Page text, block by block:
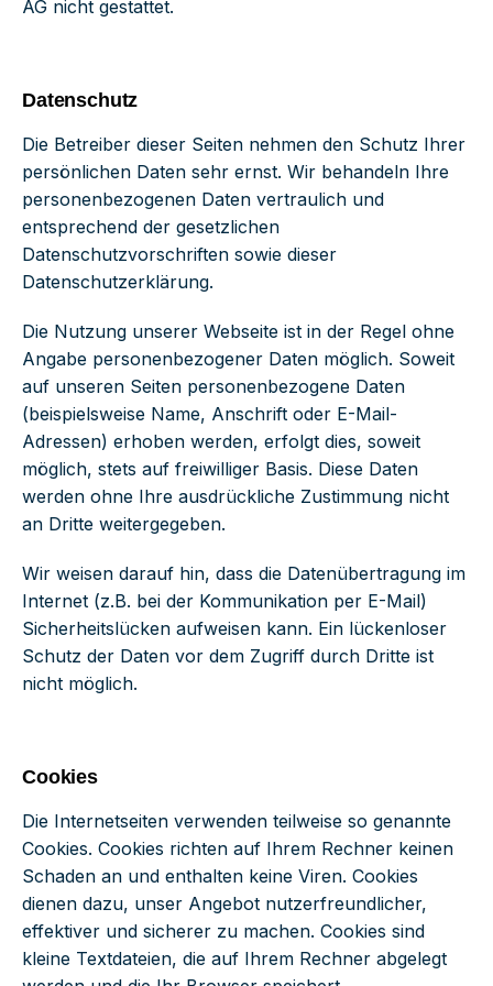
AG nicht gestattet.
Datenschutz
Die Betreiber dieser Seiten nehmen den Schutz Ihrer
persönlichen Daten sehr ernst. Wir behandeln Ihre
personenbezogenen Daten vertraulich und
entsprechend der gesetzlichen
Datenschutzvorschriften sowie dieser
Datenschutzerklärung.
Die Nutzung unserer Webseite ist in der Regel ohne
Angabe personenbezogener Daten möglich. Soweit
auf unseren Seiten personenbezogene Daten
(beispielsweise Name, Anschrift oder E-Mail-
Adressen) erhoben werden, erfolgt dies, soweit
möglich, stets auf freiwilliger Basis. Diese Daten
werden ohne Ihre ausdrückliche Zustimmung nicht
an Dritte weitergegeben.
Wir weisen darauf hin, dass die Datenübertragung im
Internet (z.B. bei der Kommunikation per E-Mail)
Sicherheitslücken aufweisen kann. Ein lückenloser
Schutz der Daten vor dem Zugriff durch Dritte ist
nicht möglich.
Cookies
Die Internetseiten verwenden teilweise so genannte
Cookies. Cookies richten auf Ihrem Rechner keinen
Schaden an und enthalten keine Viren. Cookies
dienen dazu, unser Angebot nutzerfreundlicher,
effektiver und sicherer zu machen. Cookies sind
kleine Textdateien, die auf Ihrem Rechner abgelegt